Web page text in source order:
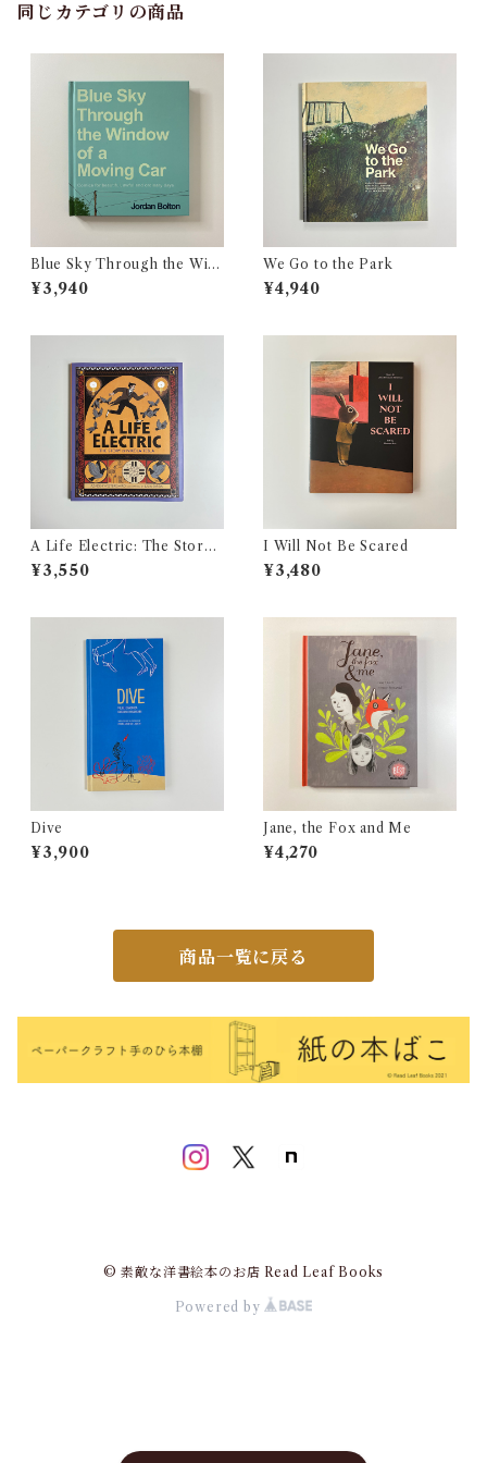
同じカテゴリの商品
Blue Sky Through the Win
dow of a Moving Car
¥3,940
We Go to the Park
¥4,940
A Life Electric: The Story
of Nikola Tesla
¥3,550
I Will Not Be Scared
¥3,480
Dive
¥3,900
Jane, the Fox and Me
¥4,270
商品一覧に戻る
© 素敵な洋書絵本のお店 Read Leaf Books
Powered by